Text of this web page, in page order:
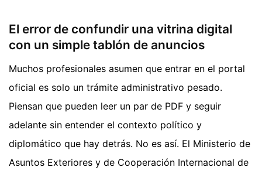
El error de confundir una vitrina digital
con un simple tablón de anuncios
Muchos profesionales asumen que entrar en el portal
oficial es solo un trámite administrativo pesado.
Piensan que pueden leer un par de PDF y seguir
adelante sin entender el contexto político y
diplomático que hay detrás. No es así. El Ministerio de
Asuntos Exteriores y de Cooperación Internacional de